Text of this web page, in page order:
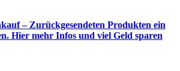
– Zurückgesendeten Produkten ein
Hier mehr Infos und viel Geld sparen